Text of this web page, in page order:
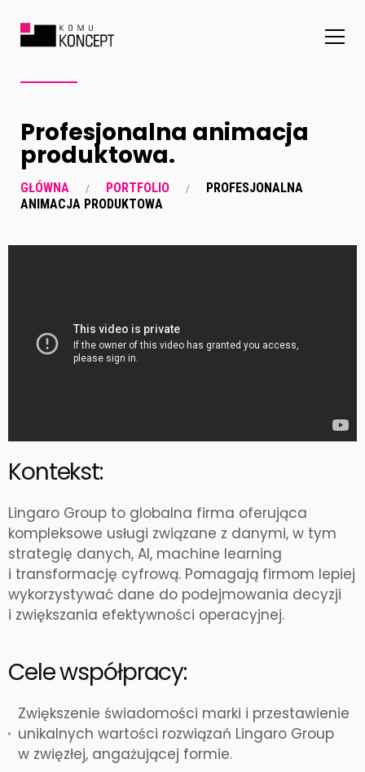
Profesjonalna animacja
produktowa.
GŁÓWNA PORTFOLIO
PROFESJONALNA
ANIMACJA PRODUKTOWA
Kontekst:
Lingaro Group to globalna firma oferująca
kompleksowe usługi związane z danymi, w tym
strategię danych, AI, machine learning
i transformację cyfrową. Pomagają firmom lepiej
wykorzystywać dane do podejmowania decyzji
i zwiększania efektywności operacyjnej.
Cele współpracy:
Zwiększenie świadomości marki i przestawienie
unikalnych wartości rozwiązań Lingaro Group
w zwięzłej, angażującej formie.